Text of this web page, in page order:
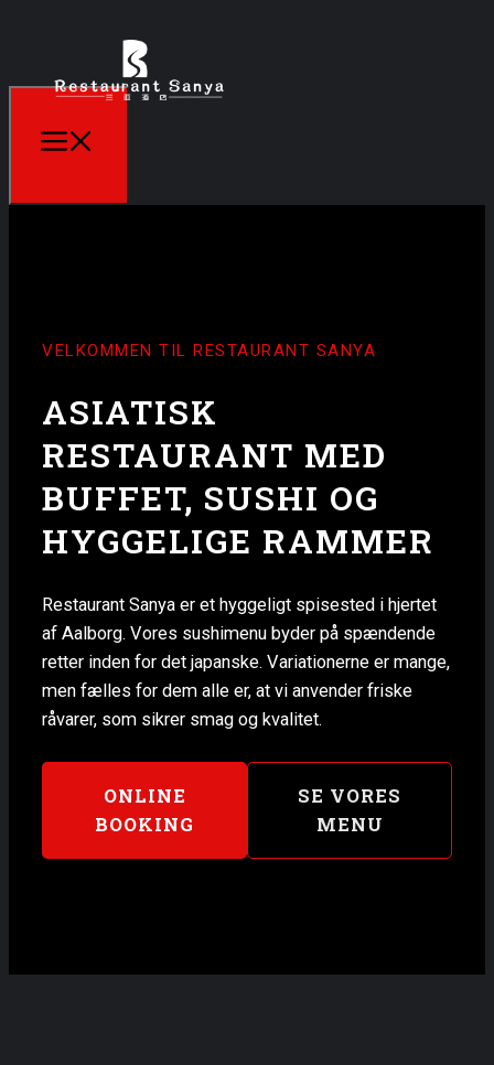
VELKOMMEN TIL RESTAURANT SANYA
ASIATISK
RESTAURANT MED
BUFFET, SUSHI OG
HYGGELIGE RAMMER
Restaurant Sanya er et hyggeligt spisested i hjertet
af Aalborg. Vores sushimenu byder på spændende
retter inden for det japanske. Variationerne er mange,
men fælles for dem alle er, at vi anvender friske
råvarer, som sikrer smag og kvalitet.
ONLINE
BOOKING
SE VORES
MENU